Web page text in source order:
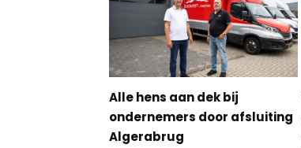
Alle hens aan dek bij
ondernemers door afsluiting
Algerabrug